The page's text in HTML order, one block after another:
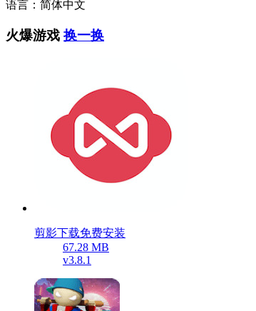
语言：简体中文
火爆游戏 换一换
剪影下载免费安装
67.28 MB
v3.8.1